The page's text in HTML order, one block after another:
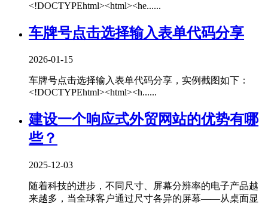
<!DOCTYPEhtml><html><he......
车牌号点击选择输入表单代码分享
2026-01-15
车牌号点击选择输入表单代码分享，实例截图如下：
<!DOCTYPEhtml><html><h......
建设一个响应式外贸网站的优势有哪
些？
2025-12-03
随着科技的进步，不同尺寸、屏幕分辨率的电子产品越
来越多，当全球客户通过尺寸各异的屏幕——从桌面显